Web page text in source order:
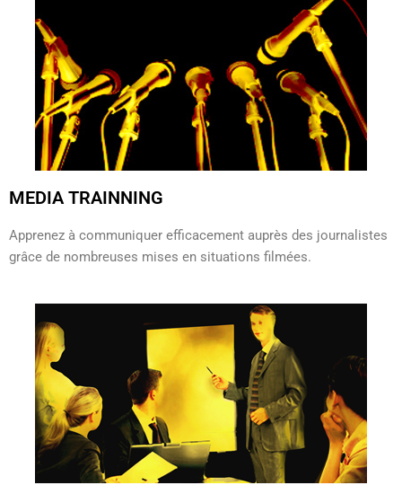
MEDIA TRAINNING
Apprenez à communiquer efficacement auprès des journalistes
grâce de nombreuses mises en situations filmées.